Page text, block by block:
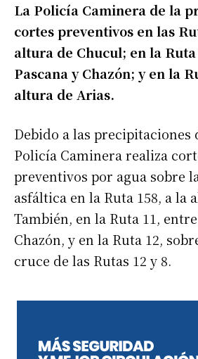
La Policía Caminera de la
cortes preventivos en las
altura de Chucul; en la
Pascana y Chazón; y en la
altura de Arias.
Debido a las precipitaciones
Policía Caminera realiza
preventivos por agua sobre
asfáltica en la Ruta 158, a la
También, en la Ruta 11,
Chazón, y en la Ruta 12,
cruce de las Rutas 12 y 8.